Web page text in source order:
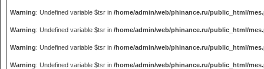
Warning: Undefined variable $tsr in /home/admin/web/phinance.ru/public_html/
Warning: Undefined variable $tsr in /home/admin/web/phinance.ru/public_html/
Warning: Undefined variable $tsr in /home/admin/web/phinance.ru/public_html/
Warning: Undefined variable $tsr in /home/admin/web/phinance.ru/public_html/